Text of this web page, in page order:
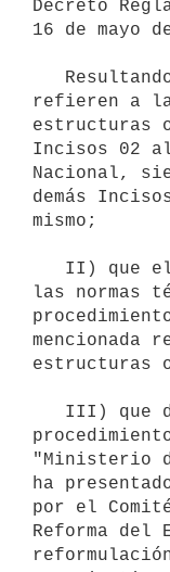
Decreto
16 de mayo
refieren a
estructuras
Incisos 02
Nacional,
demás
mismo;
las normas
mencionada
estructuras
"Ministerio
ha
por el
Reforma del